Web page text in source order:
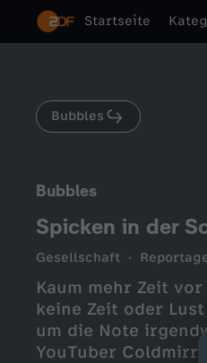
Startseite
Bubbles
Bubbles
Spicken in der
Gesellschaft
Kaum mehr Zeit
keine Zeit oder
um die Note
YouTuber